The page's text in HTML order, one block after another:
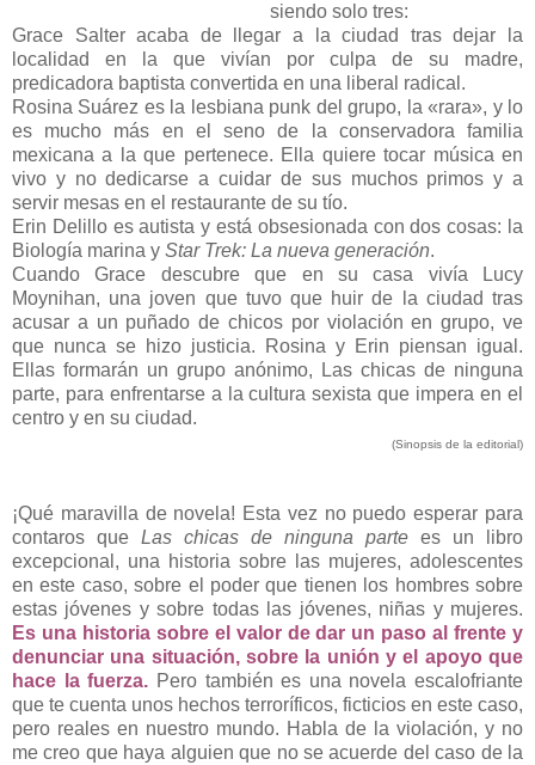
siendo solo tres:
Grace Salter acaba de llegar a la ciudad tras dejar la
localidad en la que vivían por culpa de su madre,
predicadora baptista convertida en una liberal radical.
Rosina Suárez es la lesbiana punk del grupo, la «rara», y lo
es mucho más en el seno de la conservadora familia
mexicana a la que pertenece. Ella quiere tocar música en
vivo y no dedicarse a cuidar de sus muchos primos y a
servir mesas en el restaurante de su tío.
Erin Delillo es autista y está obsesionada con dos cosas: la
Biología marina y Star Trek: La nueva generación.
Cuando Grace descubre que en su casa vivía Lucy
Moynihan, una joven que tuvo que huir de la ciudad tras
acusar a un puñado de chicos por violación en grupo, ve
que nunca se hizo justicia. Rosina y Erin piensan igual.
Ellas formarán un grupo anónimo, Las chicas de ninguna
parte, para enfrentarse a la cultura sexista que impera en el
centro y en su ciudad.
(Sinopsis de la editorial)
¡Qué maravilla de novela! Esta vez no puedo esperar para
contaros que Las chicas de ninguna parte es un libro
excepcional, una historia sobre las mujeres, adolescentes
en este caso, sobre el poder que tienen los hombres sobre
estas jóvenes y sobre todas las jóvenes, niñas y mujeres.
Es una historia sobre el valor de dar un paso al frente y
denunciar una situación, sobre la unión y el apoyo que
hace la fuerza. Pero también es una novela escalofriante
que te cuenta unos hechos terroríficos, ficticios en este caso,
pero reales en nuestro mundo. Habla de la violación, y no
me creo que haya alguien que no se acuerde del caso de la